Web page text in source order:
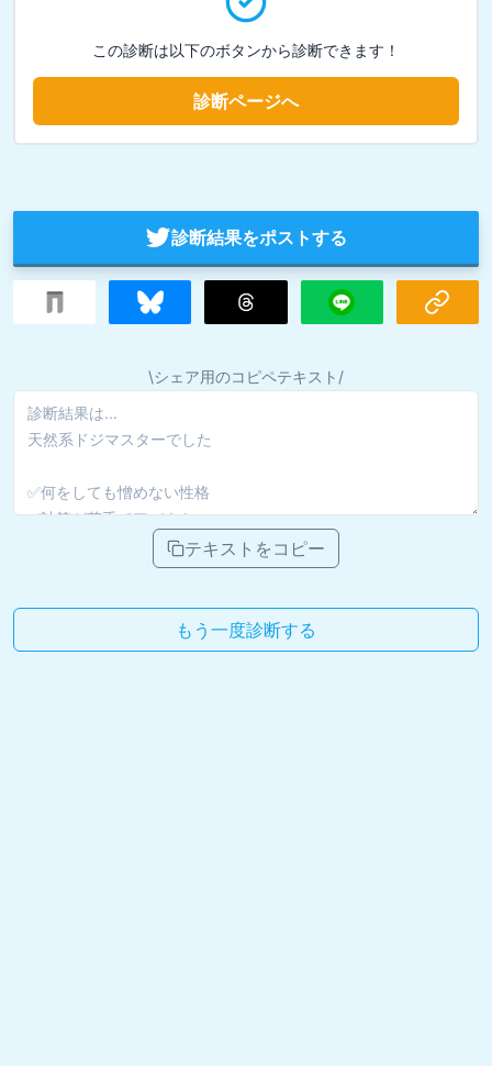
この診断は以下のボタンから診断できます！
診断ページへ
診断結果をポストする
\シェア用のコピペテキスト/
テキストをコピー
もう一度診断する